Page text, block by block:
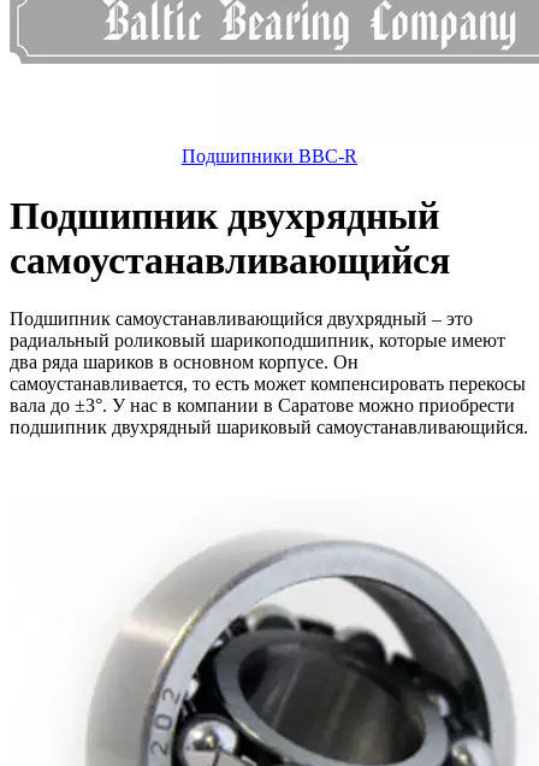
Подшипники BBC-R
Подшипник двухрядный
самоустанавливающийся
Подшипник самоустанавливающийся двухрядный – это
радиальный роликовый шарикоподшипник, которые имеют
два ряда шариков в основном корпусе. Он
самоустанавливается, то есть может компенсировать перекосы
вала до ±3°. У нас в компании в Саратове можно приобрести
подшипник двухрядный шариковый самоустанавливающийся.